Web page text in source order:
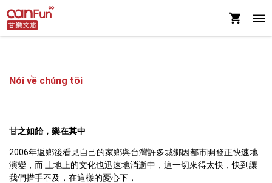
Nói về chúng tôi
甘之如飴，樂在其中
2006年返鄉後看見自己的家鄉與台灣許多城鄉因都市開發正快速地
演變，而 土地上的文化也迅速地消逝中，這一切來得太快，快到讓
我們措手不及，在這樣的憂心下，